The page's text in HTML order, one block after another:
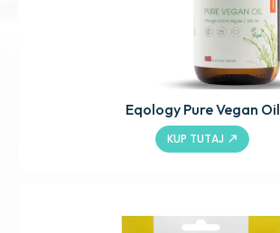
Eqology Pure Vegan Oil
KUP TUTAJ